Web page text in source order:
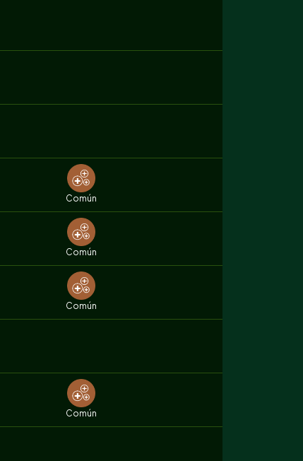
Común
Común
Común
Común